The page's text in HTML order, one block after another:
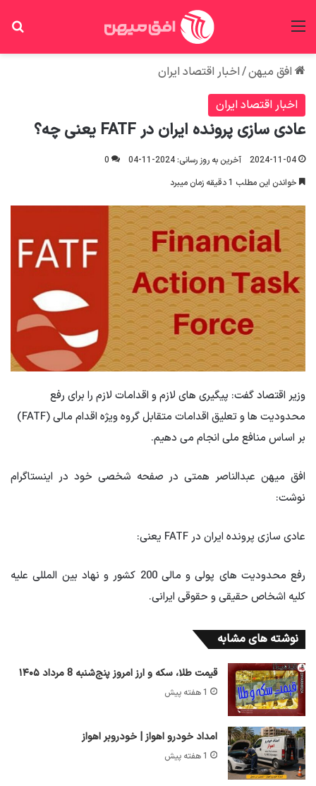
افق میهن/اخبار اقتصاد ایران
اخبار اقتصاد ایران
عادی سازی پرونده ایران در FATF یعنی چه؟
2024-11-04 آخرین به روز رسانی: 2024-11-04
0
خواندن این مطلب 1 دقیقه زمان میبرد
وزیر اقتصاد گفت: پیگیری های لازم و اقدامات لازم را برای رفع
محدودیت ها و تعلیق اقدامات متقابل گروه ویژه اقدام مالی (FATF)
بر اساس منافع ملی انجام می دهیم.
افق میهن عبدالناصر همتی در صفحه شخصی خود در اینستاگرام
نوشت:
عادی سازی پرونده ایران در FATF یعنی:
رفع محدودیت های پولی و مالی 200 کشور و نهاد بین المللی علیه
کلیه اشخاص حقیقی و حقوقی ایرانی.
نوشته های مشابه
قیمت طلا، سکه و ارز امروز پنج‌شنبه 8 مرداد ۱۴۰۵
1 هفته پیش
امداد خودرو اهواز | خودروبر اهواز
1 هفته پیش